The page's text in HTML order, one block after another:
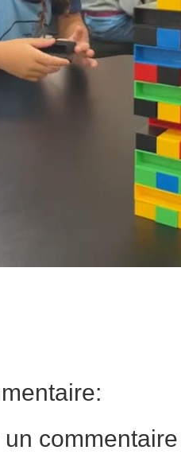
commentaire